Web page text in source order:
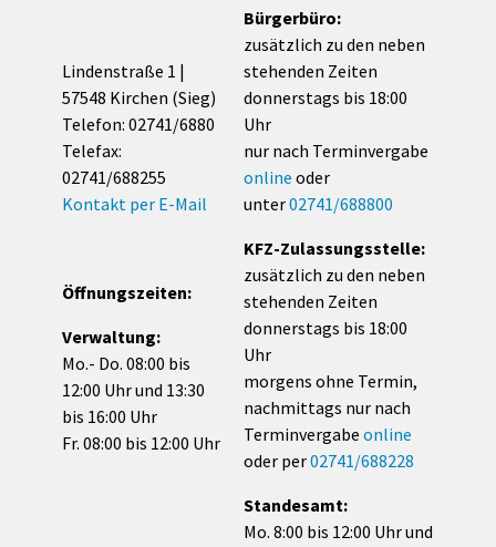
Lindenstraße 1 |
57548 Kirchen (Sieg)
Telefon: 02741/6880
Telefax:
02741/688255
Kontakt per E-Mail
Öffnungszeiten:
Verwaltung:
Mo.- Do. 08:00 bis
12:00 Uhr und 13:30
bis 16:00 Uhr
Fr. 08:00 bis 12:00 Uhr
Bürgerbüro:
zusätzlich zu den neben
stehenden Zeiten
donnerstags bis 18:00
Uhr
nur nach Terminvergabe
online oder
unter02741/688800
KFZ-Zulassungsstelle:
zusätzlich zu den neben
stehenden Zeiten
donnerstags bis 18:00
Uhr
morgens ohne Termin,
nachmittags nur nach
Terminvergabe online
oder per02741/688228
Standesamt:
Mo. 8:00 bis 12:00 Uhr und